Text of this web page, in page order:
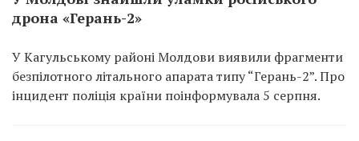
дрона «Герань-2»
У Кагульському районі Молдови виявили фрагменти
безпілотного літального апарата типу “Герань-2”. Про
інцидент поліція країни поінформувала 5 серпня.